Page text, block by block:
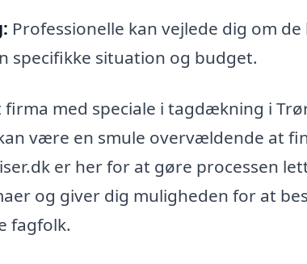
Professionelle kan vejlede dig om
specifikke situation og budget.
med speciale i tagdækning i
være en smule overvældende at
er her for at gøre processen
og giver dig muligheden for at
fagfolk.